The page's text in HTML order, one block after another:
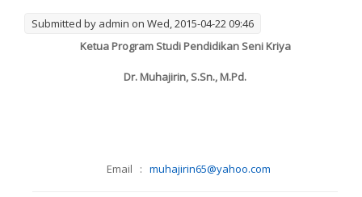
Submitted by admin on Wed, 2015-04-22 09:46
Ketua Program Studi Pendidikan Seni Kriya
Dr. Muhajirin, S.Sn., M.Pd.
Email : muhajirin65@yahoo.com